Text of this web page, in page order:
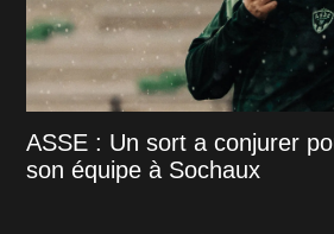
ASSE : Un sort a conjurer
son équipe à Sochaux